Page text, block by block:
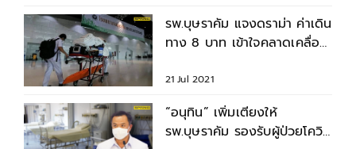
รพ.บุษราคัม แจงดราม่า ค่าเดิน
ทาง 8 บาท เข้าใจคลาดเคลื่อน
21 Jul 2021
“อนุทิน” เพิ่มเตียงให้
รพ.บุษราคัม รองรับผู้ป่วยโควิด